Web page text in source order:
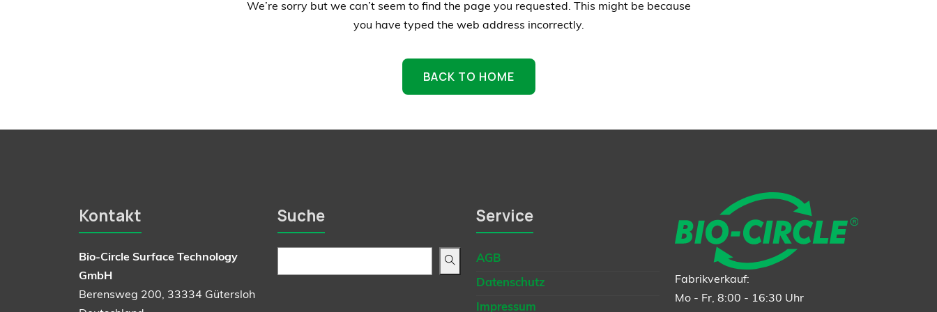
We’re sorry but we can’t seem to find the page you requested. This might be because
you have typed the web address incorrectly.
BACK TO HOME
Kontakt
Bio-Circle Surface Technology
GmbH
Berensweg 200, 33334 Gütersloh
Suche Service
AGB
Datenschutz
Impressum
Fabrikverkauf:
Mo - Fr, 8:00 - 16:30 Uhr